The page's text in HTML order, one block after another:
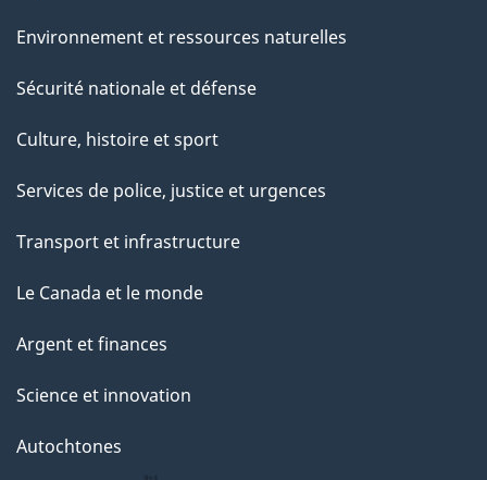
Environnement et ressources naturelles
Sécurité nationale et défense
Culture, histoire et sport
Services de police, justice et urgences
Transport et infrastructure
Le Canada et le monde
Argent et finances
Science et innovation
Autochtones